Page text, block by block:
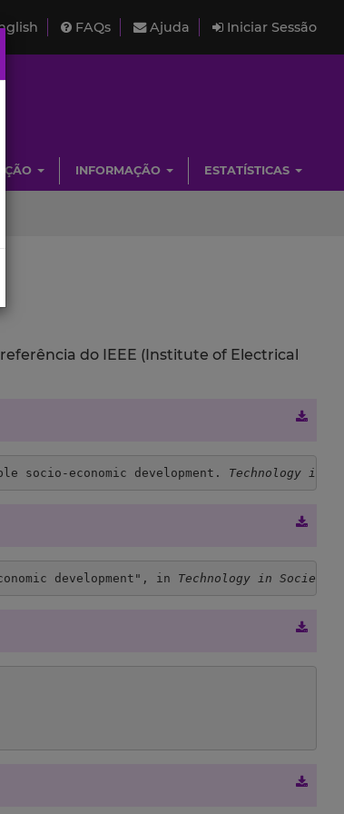
FAQs Ajuda Iniciar Sessão
INFORMAÇÃO ESTATÍSTICAS
do IEEE (Institute of Electrical
economic development. Technology in
development", in Technology in Society